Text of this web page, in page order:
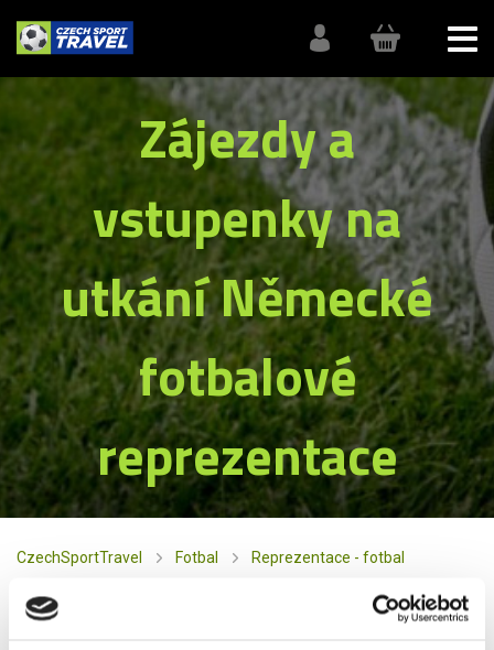
Zájezdy a
vstupenky na
utkání Německé
fotbalové
reprezentace
CzechSportTravel Fotbal Reprezentace - fotbal
Německo